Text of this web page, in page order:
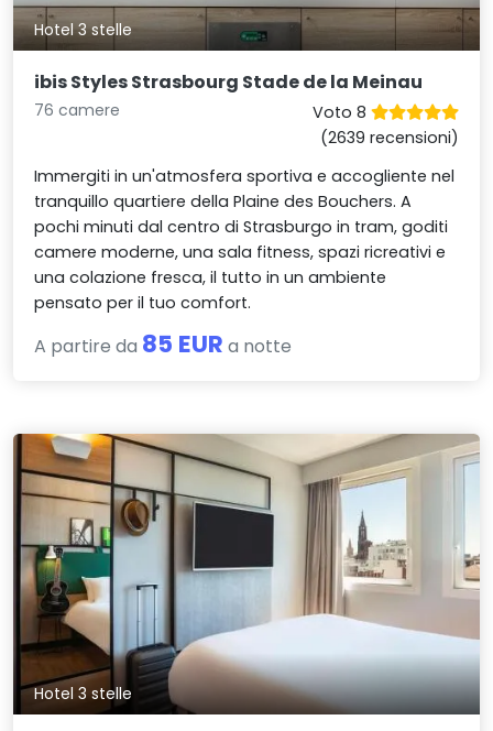
Hotel 3 stelle
ibis Styles Strasbourg Stade de la Meinau
76 camere
Voto 8
(2639 recensioni)
Immergiti in un'atmosfera sportiva e accogliente nel
tranquillo quartiere della Plaine des Bouchers. A
pochi minuti dal centro di Strasburgo in tram, goditi
camere moderne, una sala fitness, spazi ricreativi e
una colazione fresca, il tutto in un ambiente
pensato per il tuo comfort.
A partire da 85 EUR a notte
Hotel 3 stelle